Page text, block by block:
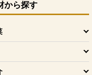
から探す